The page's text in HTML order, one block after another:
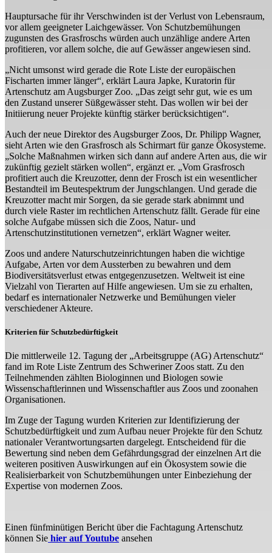
Hauptursache für ihr Verschwinden ist der Verlust von Lebensraum,
vor allem geeigneter Laichgewässer. Von Schutzbemühungen
zugunsten des Grasfroschs würden auch unzählige andere Arten
profitieren, vor allem solche, die auf Gewässer angewiesen sind.
„Nicht umsonst wird gerade die Rote Liste der europäischen
Fischarten immer länger“, erklärt Laura Japke, Kuratorin für
Artenschutz am Augsburger Zoo. „Das zeigt sehr gut, wie es um
den Zustand unserer Süßgewässer steht. Das wollen wir bei der
Initiierung neuer Projekte künftig stärker berücksichtigen“.
Auch der neue Direktor des Augsburger Zoos, Dr. Philipp Wagner,
sieht Arten wie den Grasfrosch als Schirmart für ganze Ökosysteme.
„Solche Maßnahmen wirken sich dann auf andere Arten aus, die wir
zukünftig gezielt stärken wollen“, ergänzt er. „Vom Grasfrosch
profitiert auch die Kreuzotter, denn der Frosch ist ein wesentlicher
Bestandteil im Beutespektrum der Jungschlangen. Und gerade die
Kreuzotter macht mir Sorgen, da sie gerade stark abnimmt und
durch viele Raster im rechtlichen Artenschutz fällt. Gerade für eine
solche Aufgabe müssen sich die Zoos, Natur- und
Artenschutzinstitutionen vernetzen“, erklärt Wagner weiter.
Zoos und andere Naturschutzeinrichtungen haben die wichtige
Aufgabe, Arten vor dem Aussterben zu bewahren und dem
Biodiversitätsverlust etwas entgegenzusetzen. Weltweit ist eine
Vielzahl von Tierarten auf Hilfe angewiesen. Um sie zu erhalten,
bedarf es internationaler Netzwerke und Bemühungen vieler
verschiedener Akteure.
Kriterien für Schutzbedürftigkeit
Die mittlerweile 12. Tagung der „Arbeitsgruppe (AG) Artenschutz“
fand im Rote Liste Zentrum des Schweriner Zoos statt. Zu den
Teilnehmenden zählten Biologinnen und Biologen sowie
Wissenschaftlerinnen und Wissenschaftler aus Zoos und zoonahen
Organisationen.
Im Zuge der Tagung wurden Kriterien zur Identifizierung der
Schutzbedürftigkeit und zum Aufbau neuer Projekte für den Schutz
nationaler Verantwortungsarten dargelegt. Entscheidend für die
Bewertung sind neben dem Gefährdungsgrad der einzelnen Art die
weiteren positiven Auswirkungen auf ein Ökosystem sowie die
Realisierbarkeit von Schutzbemühungen unter Einbeziehung der
Expertise von modernen Zoos.
Einen fünfminütigen Bericht über die Fachtagung Artenschutz
können Sie hier auf Youtube ansehen